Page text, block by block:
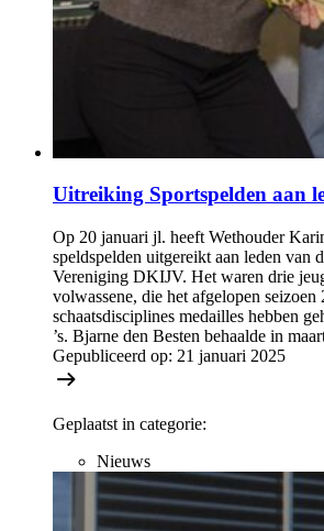
Uitreiking Sportspelden aan
Op 20 januari jl. heeft Wethouder
speldspelden uitgereikt aan leden van
Vereniging DKIJV. Het waren drie
volwassene, die het afgelopen
schaatsdisciplines medailles hebben
’s. Bjarne den Besten behaalde in
Gepubliceerd op: 21 januari 2025
Geplaatst in categorie:
Nieuws